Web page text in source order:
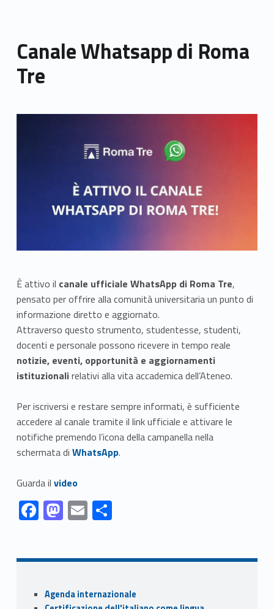
Canale Whatsapp di Roma
Tre
Link identifier archive #link-archive-thumb-soap-52005
È attivo il canale ufficiale WhatsApp di Roma Tre,
pensato per offrire alla comunità universitaria un punto di
informazione diretto e aggiornato.
Attraverso questo strumento, studentesse, studenti,
docenti e personale possono ricevere in tempo reale
notizie, eventi, opportunità e aggiornamenti
istituzionalirelativi alla vita accademica dell’Ateneo.
Per iscriversi e restare sempre informati, è sufficiente
accedere al canale tramite il link ufficiale e attivare le
notifiche premendo l’icona della campanella nella
schermata di Link identifier #identifier__34826-1
WhatsApp.
Guarda il video
Link identifier #identifier__156247-1
F
ac
b
o
Link identifier #identifier__137626-2 M
as
d
o
Link identifier #identifier__192842-3 E
m
l
Link identifier #identifier__84364-4 S
h
e
Sidebar
Agenda internazionale